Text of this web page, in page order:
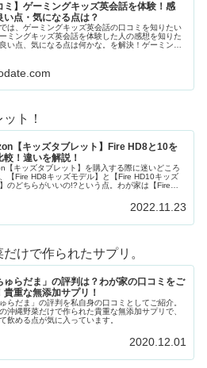
ミ】ゲーミングキッズ英会話を体験！感
い点・気になる点は？
は、ゲーミングキッズ英会話の口コミを知りたい
ミングキッズ英会話を体験した人の感想を知りた
い点、気になる点は何かな。を解決！ゲーミング
ト！
【キッズタブレット】Fire HD8と10を
較！違いを解説！
【キッズタブレット】を購入する際に迷いどころ
【Fire HD8キッズモデル】と【Fire HD10キッズ
のどちらがいいの!?という点。わが家は【Fire
2022.11.23
けで作られたサプリ。
ゅらだま」の評判は？わが家の口コミをご
貴重な無添加サプリ！
ゅらだま」の評判を私自身の口コミとしてご紹介。
沖縄野菜だけで作られた貴重な無添加サプリで、
飲める点が気に入っています。
2020.12.01